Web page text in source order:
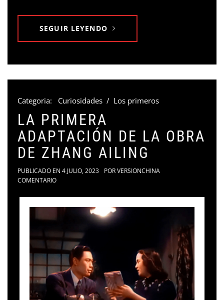
SEGUIR LEYENDO
Categoria: Curiosidades / Los primeros
LA PRIMERA
ADAPTACIÓN DE LA OBRA
DE ZHANG AILING
PUBLICADO EN 4 JULIO, 2023 PORVERSIONCHINA
COMENTARIO